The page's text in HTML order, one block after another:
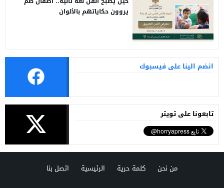
يروون حكاياتهم بالألوان
انضم الينا على فيسبوك
تابعونا على تويتر
من نحن كلمة حرية الرئيسية
اتصل بنا